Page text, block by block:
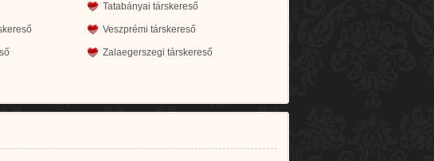
Tatabányai társkereső
Veszprémi társkereső
Zalaegerszegi társkereső